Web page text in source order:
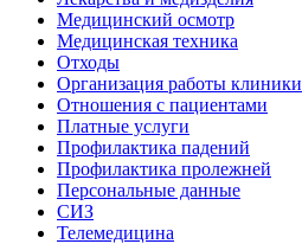
Медицинский осмотр
Медицинская техника
Отходы
Организация работы клиники
Отношения с пациентами
Платные услуги
Профилактика падений
Профилактика пролежней
Персональные данные
СИЗ
Телемедицина